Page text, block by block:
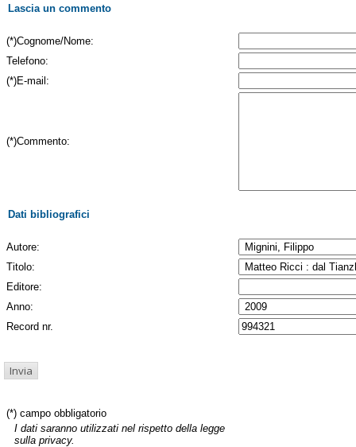
Lascia un commento
(*)Cognome/Nome:
Telefono:
(*)E-mail:
(*)Commento:
Dati bibliografici
Autore:
Titolo:
Editore:
Anno:
Record nr.
(*) campo obbligatorio
I dati saranno utilizzati nel rispetto della legge
sulla privacy.